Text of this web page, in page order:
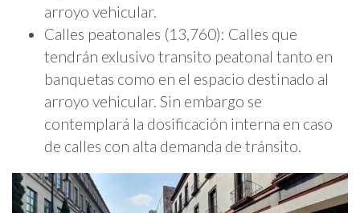
arroyo vehicular.
Calles peatonales (13,760): Calles que
tendrán exlusivo transito peatonal tanto en
banquetas como en el espacio destinado al
arroyo vehicular. Sin embargo se
contemplará la dosificación interna en caso
de calles con alta demanda de tránsito.